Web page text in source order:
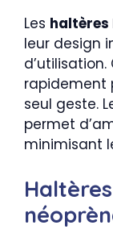
Les haltères
leur design
rapidement
seul geste.
permet
minimisant